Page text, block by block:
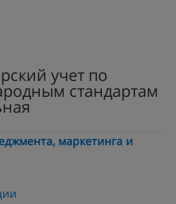
учет по
стандартам
маркетинга и